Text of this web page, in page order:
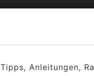
Tipps, Anleitungen,